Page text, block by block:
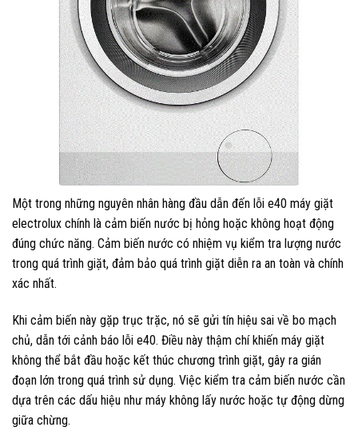
Một trong những nguyên nhân hàng đầu dẫn đến lỗi e40 máy giặt
electrolux chính là cảm biến nước bị hỏng hoặc không hoạt động
đúng chức năng. Cảm biến nước có nhiệm vụ kiểm tra lượng nước
trong quá trình giặt, đảm bảo quá trình giặt diễn ra an toàn và chính
xác nhất.
Khi cảm biến này gặp trục trặc, nó sẽ gửi tín hiệu sai về bo mạch
chủ, dẫn tới cảnh báo lỗi e40. Điều này thậm chí khiến máy giặt
không thể bắt đầu hoặc kết thúc chương trình giặt, gây ra gián
đoạn lớn trong quá trình sử dụng. Việc kiểm tra cảm biến nước cần
dựa trên các dấu hiệu như máy không lấy nước hoặc tự động dừng
giữa chừng.